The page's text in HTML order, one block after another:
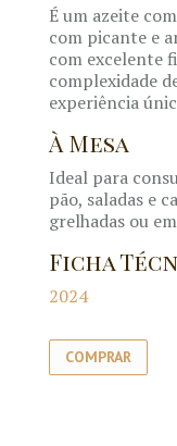
É um azeite
com picante e
com excelente
complexidade
experiência
À Mesa
Ideal para
pão, saladas e
grelhadas ou
Ficha
2024
COMPRAR